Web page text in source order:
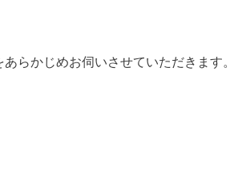
らかじめお伺いさせていただきます。